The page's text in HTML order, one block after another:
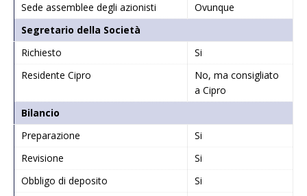
Sede assemblee degli azionisti
Ovunque
Segretario della Società
Richiesto
Si
Residente Cipro
No, ma consigliato
a Cipro
Bilancio
Preparazione
Si
Revisione
Si
Obbligo di deposito
Si